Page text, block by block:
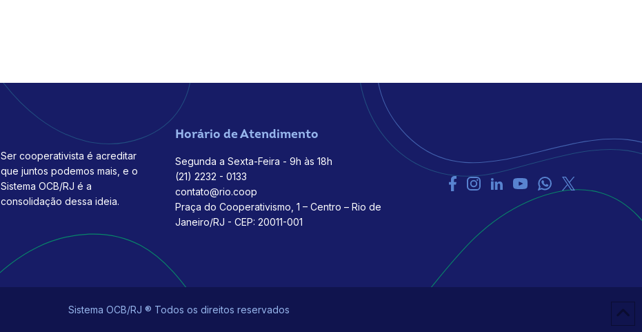
Ser cooperativista é acreditar
que juntos podemos mais, e o
Sistema OCB/RJ é a
consolidação dessa ideia.
Horário de Atendimento
Segunda a Sexta-Feira - 9h às 18h
(21) 2232 - 0133
contato@rio.coop
Praça do Cooperativismo, 1 – Centro – Rio de
Janeiro/RJ - CEP: 20011-001
Sistema OCB/RJ ® Todos os direitos reservados